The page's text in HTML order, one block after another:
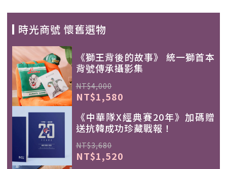
時光商號 懷舊選物
《獅王背後的故事》 統一獅首本
背號傳承攝影集
NT$4,000
NT$1,580
《中華隊X經典賽20年》加碼贈
送抗韓成功珍藏戰報！
NT$3,680
NT$1,520